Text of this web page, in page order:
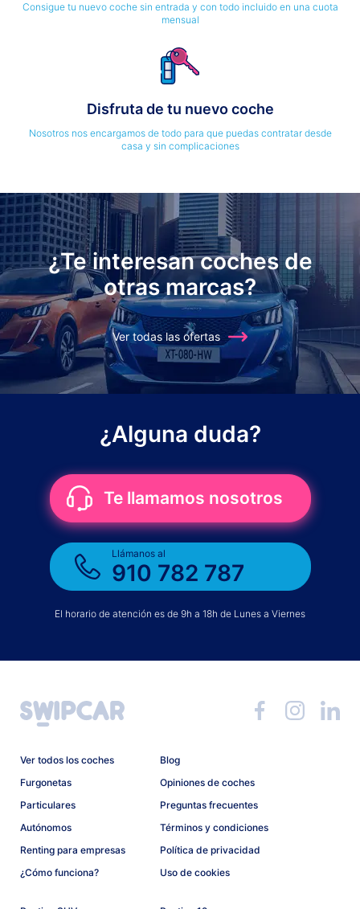
Consigue tu nuevo coche sin entrada y con todo incluido en una cuota
mensual
Disfruta de tu nuevo coche
Nosotros nos encargamos de todo para que puedas contratar desde
casa y sin complicaciones
¿Te interesan coches de
otras marcas?
Ver todas las ofertas
¿Alguna duda?
Te llamamos nosotros
Llámanos al
910 782 787
El horario de atención es de 9h a 18h de Lunes a Viernes
Ver todos los coches
Furgonetas
Particulares
Autónomos
Renting para empresas
¿Cómo funciona?
Blog
Opiniones de coches
Preguntas frecuentes
Términos y condiciones
Política de privacidad
Uso de cookies